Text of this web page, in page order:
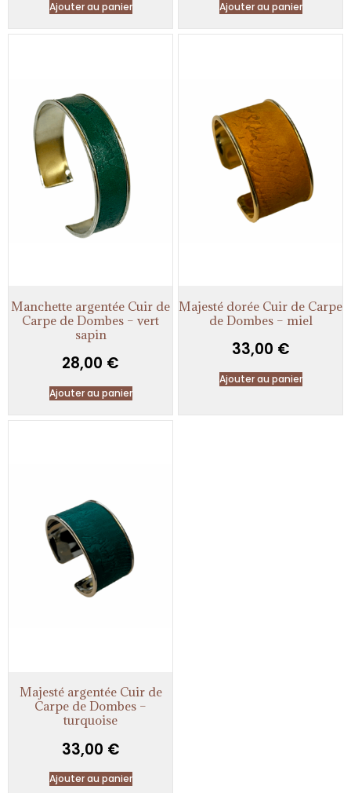
Ajouter au panier Ajouter au panier
Manchette argentée Cuir de
Carpe de Dombes – vert
sapin
28,00 €
Ajouter au panier
Majesté dorée Cuir de Carpe
de Dombes – miel
33,00 €
Ajouter au panier
Majesté argentée Cuir de
Carpe de Dombes –
turquoise
33,00 €
Ajouter au panier